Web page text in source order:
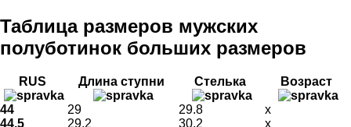
Таблица размеров мужских
полуботинок больших размеров
RUS Длина ступни Стелька Возраст
44 29 29.8
x
44.5
29.2 30.2
x